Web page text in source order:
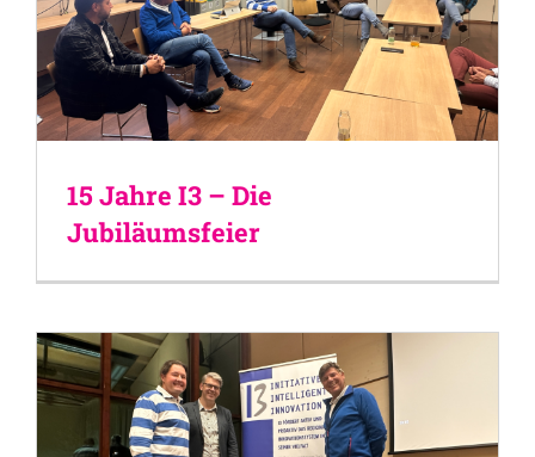
15 Jahre I3 – Die
Jubiläumsfeier